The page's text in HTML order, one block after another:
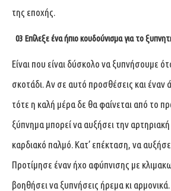
της εποχής.
03 Επίλεξε ένα ήπιο κουδούνισμα για το
Είναι που είναι δύσκολο να ξυπνήσουμε
σκοτάδι. Αν σε αυτό προσθέσεις και έναν
τότε η καλή μέρα δε θα φαίνεται από το
ξύπνημα μπορεί να αυξήσει την αρτηριακή
καρδιακό παλμό. Κατ’ επέκταση, να
Προτίμησε έναν ήχο αφύπνισης με
βοηθήσει να ξυπνήσεις ήρεμα κι αρμονικά.